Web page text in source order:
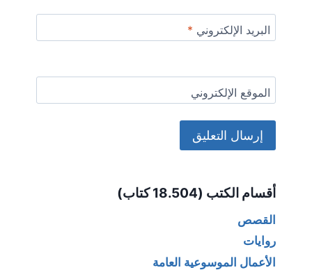
البريد الإلكتروني *
الموقع الإلكتروني
أقسام الكتب (18.504 كتاب)
القصص
روايات
الأعمال الموسوعية العامة